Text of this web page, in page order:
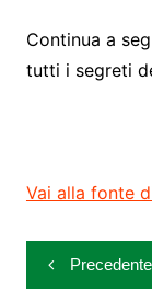
Continua a
tutti i segreti
Vai alla fonte
Precedente